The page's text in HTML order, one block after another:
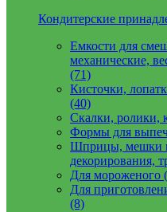
Кондитерские
Емкости для
механические,
(71)
Кисточки,
(40)
Скалки, ролики,
Формы для
Шприцы, мешки
декорирования,
Для мороженого
Для
(8)